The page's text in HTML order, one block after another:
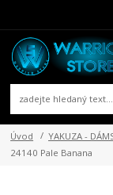
Úvod YAKUZA -
24140 Pale Banana